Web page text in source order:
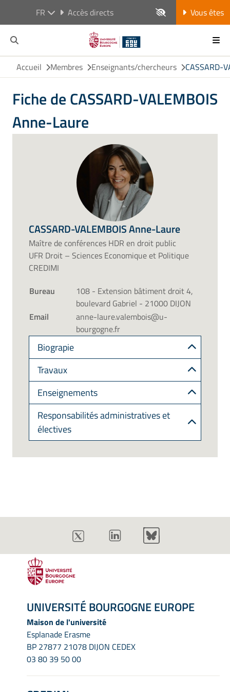
FR Accès directs Vous êtes
Accueil Membres Enseignants/chercheurs CASSARD-
Fiche de CASSARD-VALEMBOIS
Anne-Laure
CASSARD-VALEMBOIS Anne-Laure
Maître de conférences HDR en droit public
UFR Droit – Sciences Economique et Politique
CREDIMI
Bureau
108 - Extension bâtiment droit 4,
boulevard Gabriel - 21000 DIJON
Email
anne-laure.valembois@u-
bourgogne.fr
Biograpie
Travaux
Enseignements
Responsabilités administratives et
électives
UNIVERSITÉ BOURGOGNE EUROPE
Maison de l'université
Esplanade Erasme
BP 27877 21078 DIJON CEDEX
03 80 39 50 00